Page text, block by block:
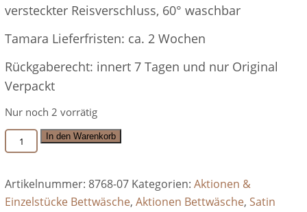
versteckter Reisverschluss, 60° waschbar
Tamara Lieferfristen: ca. 2 Wochen
Rückgaberecht: innert 7 Tagen und nur Original
Verpackt
Nur noch 2 vorrätig
J.D.
-
100%
Baumwolle
In den Warenkorb
Artikelnummer: 8768-07 Kategorien: Aktionen &
Einzelstücke Bettwäsche, Aktionen Bettwäsche, Satin